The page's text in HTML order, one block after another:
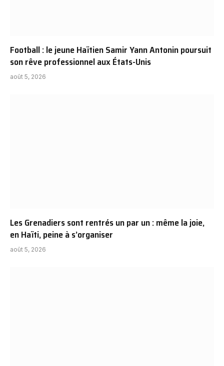
Football : le jeune Haïtien Samir Yann Antonin poursuit
son rêve professionnel aux États-Unis
août 5, 2026
Les Grenadiers sont rentrés un par un : même la joie,
en Haïti, peine à s’organiser
août 5, 2026